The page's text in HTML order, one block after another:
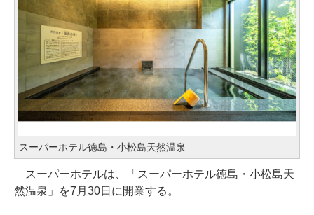
スーパーホテル徳島・小松島天然温泉
スーパーホテルは、「スーパーホテル徳島・小松島天
然温泉」を7月30日に開業する。